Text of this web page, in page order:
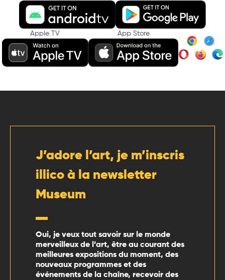
Apple TV App Store
J’adore l’art, je m’inscris
illico à la newsletter
Museum
Oui, je veux tout savoir sur le monde
merveilleux de l’art, être au courant des
meilleures expositions du moment, des
nouveaux programmes et des
événements de la chaîne, recevoir des